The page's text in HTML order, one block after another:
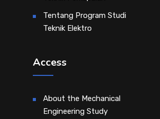
Tentang Program Studi
Teknik Elektro
Access
About the Mechanical
Engineering Study